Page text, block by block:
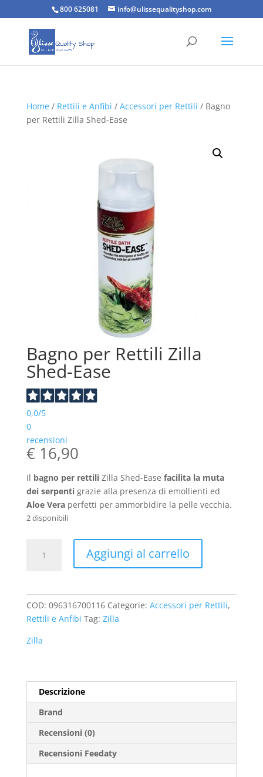
800 625081 info@ulissequalityshop.com
Home/ Rettili e Anfibi / Accessori per Rettili / Bagno
per Rettili Zilla Shed-Ease
Bagno per Rettili Zilla
Shed-Ease
0,0/5
0
recensioni
€16,90
Il bagno per rettiliZilla Shed-Ease facilita la muta
dei serpentigrazie alla presenza di emollienti ed
Aloe Veraperfetti per ammorbidire la pelle vecchia.
2 disponibili
Ease
Aggiungi al carrello
COD: 096316700116 Categorie: Accessori per Rettili,
Rettili e Anfibi Tag: Zilla
Zilla
Descrizione
Brand
Recensioni (0)
Recensioni Feedaty